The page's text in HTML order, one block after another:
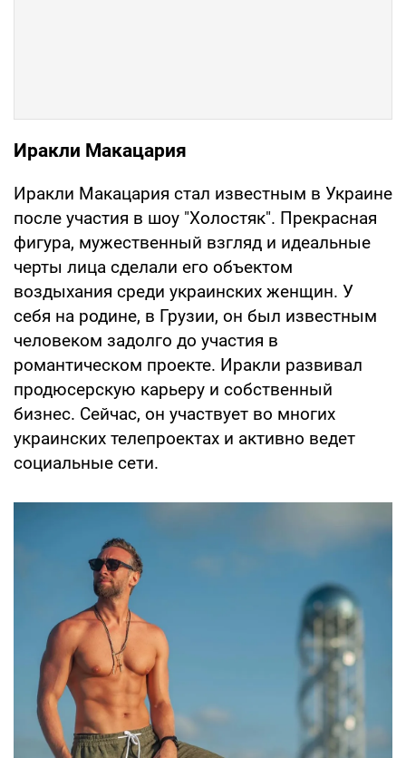
Иракли Макацария
Иракли Макацария стал известным в Украине
после участия в шоу "Холостяк". Прекрасная
фигура, мужественный взгляд и идеальные
черты лица сделали его объектом
воздыхания среди украинских женщин. У
себя на родине, в Грузии, он был известным
человеком задолго до участия в
романтическом проекте. Иракли развивал
продюсерскую карьеру и собственный
бизнес. Сейчас, он участвует во многих
украинских телепроектах и активно ведет
социальные сети.